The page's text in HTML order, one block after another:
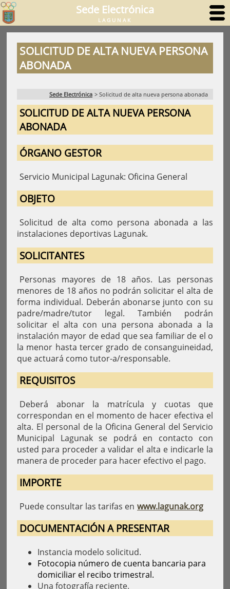
Sede Electrónica
LAGUNAK
SOLICITUD DE ALTA NUEVA PERSONA
ABONADA
Sede Electrónica > Solicitud de alta nueva persona abonada
SOLICITUD DE ALTA NUEVA PERSONA
ABONADA
ÓRGANO GESTOR
Servicio Municipal Lagunak: Oficina General
OBJETO
Solicitud de alta como persona abonada a las
instalaciones deportivas Lagunak.
SOLICITANTES
Personas mayores de 18 años. Las personas
menores de 18 años no podrán solicitar el alta de
forma individual. Deberán abonarse junto con su
padre/madre/tutor legal. También podrán
solicitar el alta con una persona abonada a la
instalación mayor de edad que sea familiar de el o
la menor hasta tercer grado de consanguineidad,
que actuará como tutor-a/responsable.
REQUISITOS
Deberá abonar la matrícula y cuotas que
correspondan en el momento de hacer efectiva el
alta. El personal de la Oficina General del Servicio
Municipal Lagunak se podrá en contacto con
usted para proceder a validar el alta e indicarle la
manera de proceder para hacer efectivo el pago.
IMPORTE
Puede consultar las tarifas en www.lagunak.org
DOCUMENTACIÓN A PRESENTAR
Instancia modelo solicitud.
Fotocopia número de cuenta bancaria para
domiciliar el recibo trimestral.
Una fotografía reciente.